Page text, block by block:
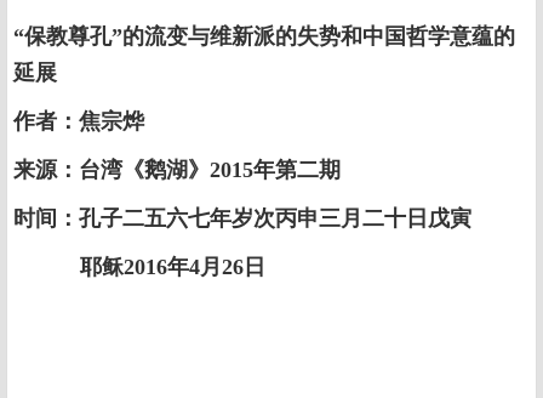
“保教尊孔”的流变与维新派的失势和中国哲学意蕴的
延展
作者：焦宗烨
来源：台湾《鹅湖》2015年第二期
时间：孔子二五六七年岁次丙申三月二十日戊寅
耶稣2016年4月26日